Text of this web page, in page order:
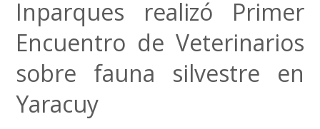
Inparques realizó Primer
Encuentro de Veterinarios
sobre fauna silvestre en
Yaracuy